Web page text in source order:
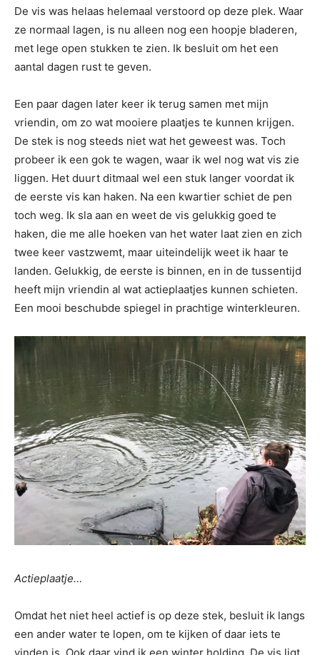
De vis was helaas helemaal verstoord op deze plek. Waar
ze normaal lagen, is nu alleen nog een hoopje bladeren,
met lege open stukken te zien. Ik besluit om het een
aantal dagen rust te geven.
Een paar dagen later keer ik terug samen met mijn
vriendin, om zo wat mooiere plaatjes te kunnen krijgen.
De stek is nog steeds niet wat het geweest was. Toch
probeer ik een gok te wagen, waar ik wel nog wat vis zie
liggen. Het duurt ditmaal wel een stuk langer voordat ik
de eerste vis kan haken. Na een kwartier schiet de pen
toch weg. Ik sla aan en weet de vis gelukkig goed te
haken, die me alle hoeken van het water laat zien en zich
twee keer vastzwemt, maar uiteindelijk weet ik haar te
landen. Gelukkig, de eerste is binnen, en in de tussentijd
heeft mijn vriendin al wat actieplaatjes kunnen schieten.
Een mooi beschubde spiegel in prachtige winterkleuren.
Actieplaatje…
Omdat het niet heel actief is op deze stek, besluit ik langs
een ander water te lopen, om te kijken of daar iets te